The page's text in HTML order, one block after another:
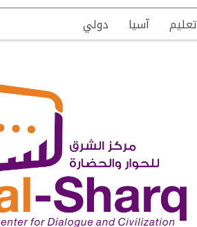
تعليم آسيا دولي